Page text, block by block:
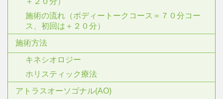
施術の流れ（ボディートークコース＝７０分コー
ス、初回は＋２０分）
施術方法
キネシオロジー
ホリスティック療法
アトラスオーソゴナル(AO)